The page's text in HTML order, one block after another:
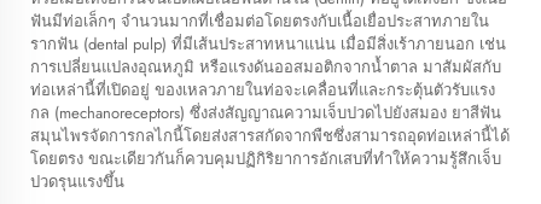
ฟันมีท่อเล็กๆ จำนวนมากที่เชื่อมต่อโดยตรงกับเนื้อเยื่อประสาทภายใน
รากฟัน (dental pulp) ที่มีเส้นประสาทหนาแน่น เมื่อมีสิ่งเร้าภายนอก เช่น
การเปลี่ยนแปลงอุณหภูมิ หรือแรงดันออสมอติกจากน้ำตาล มาสัมผัสกับ
ท่อเหล่านี้ที่เปิดอยู่ ของเหลวภายในท่อจะเคลื่อนที่และกระตุ้นตัวรับแรง
กล (mechanoreceptors) ซึ่งส่งสัญญาณความเจ็บปวดไปยังสมอง ยาสีฟัน
สมุนไพรจัดการกลไกนี้โดยส่งสารสกัดจากพืชซึ่งสามารถอุดท่อเหล่านี้ได้
โดยตรง ขณะเดียวกันก็ควบคุมปฏิกิริยาการอักเสบที่ทำให้ความรู้สึกเจ็บ
ปวดรุนแรงขึ้น